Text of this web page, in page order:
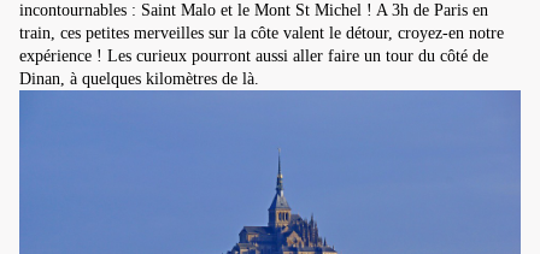
incontournables : Saint Malo et le Mont St Michel ! A 3h de Paris en
train, ces petites merveilles sur la côte valent le détour, croyez-en notre
expérience ! Les curieux pourront aussi aller faire un tour du côté de
Dinan, à quelques kilomètres de là.